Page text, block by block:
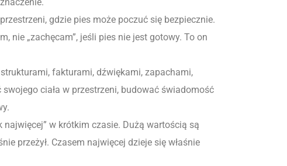
gdzie pies może poczuć się bezpiecznie.
nie „zachęcam”, jeśli pies nie jest gotowy. To on
fakturami, dźwiękami, zapachami,
ciała w przestrzeni, budować świadomość
najwięcej” w krótkim czasie. Dużą wartością są
przeżył. Czasem najwięcej dzieje się właśnie